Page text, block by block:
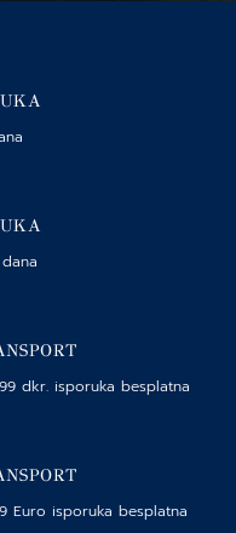
dkr. isporuka besplatna
Euro isporuka besplatna